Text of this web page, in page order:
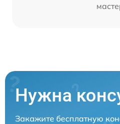
Нужна
Закажите бесплатную